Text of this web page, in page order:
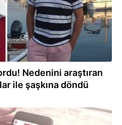
Nedenini araştıran
ile şaşkına döndü